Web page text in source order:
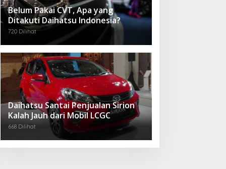
Belum Pakai CVT, Apa yang
Ditakuti Daihatsu Indonesia?
720 Dilihat
Daihatsu Santai Penjualan Sirion
Kalah Jauh dari Mobil LCGC
668 Dilihat